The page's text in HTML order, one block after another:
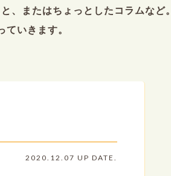
、またはちょっとしたコラムなど。
いきます。
2020.12.07 UP DATE.